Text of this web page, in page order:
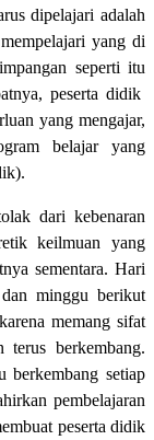
dipelajari adalah
yang di
seperti itu
peserta didik
yang mengajar,
belajar yang
dari kebenaran
keilmuan yang
sementara. Hari
minggu berikut
memang sifat
berkembang.
setiap
pembelajaran
peserta didik